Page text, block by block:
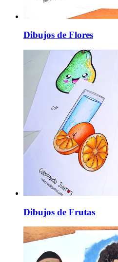
Dibujos de Flores
Dibujos de Frutas